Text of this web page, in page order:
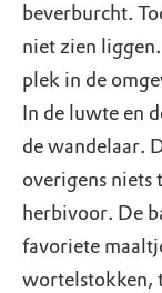
beverburcht.
niet zien
plek in de
In de luwte en
de wandelaar.
overigens niets
herbivoor. De
favoriete
wortelstokken,